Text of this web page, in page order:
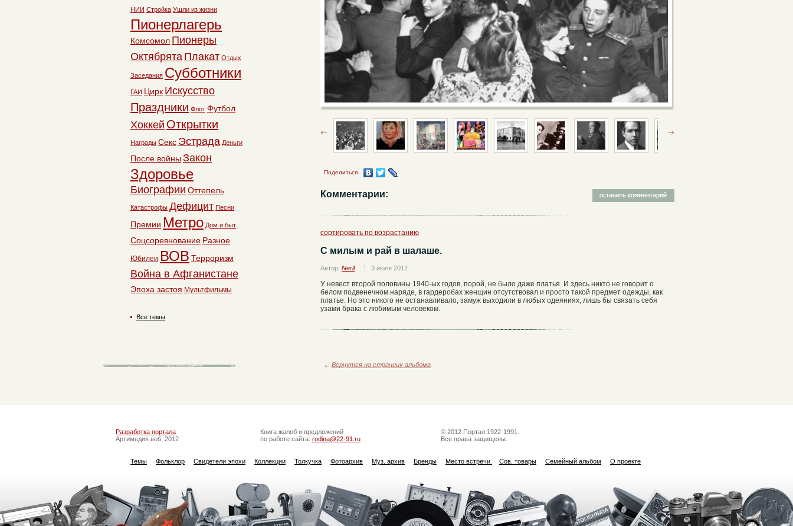
Поделиться
Комментарии:
сортировать по возрастанию
С милым и рай в шалаше.
Автор: Nerll 3 июля 2012
У невест второй половины 1940-ых годов, порой, не было даже платья. И здесь никто не говорит о
белом подвенечном наряде, в гардеробах женщин отсутствовал и просто такой предмет одежды, как
платье. Но это никого не останавливало, замуж выходили в любых одеяниях, лишь бы связать себя
узами брака с любимым человеком.
← Вернутся на страницу альбома
НИИ Стройка Ушли из жизни
Пионерлагерь
Комсомол Пионеры
Октябрята Плакат Отдых
Заседания Субботники
ГАИ Цирк Искусство
Праздники Флот Футбол
Хоккей Открытки
Награды Секс Эстрада Деньги
После войны Закон
Здоровье
Биографии Оттепель
Катастрофы Дефицит Песни
Премии Метро Дом и быт
Соцсоревнование Разное
Юбилеи ВОВ Терроризм
Война в Афганистане
Эпоха застоя Мультфильмы
Все темы
Разработка портала
Артимедия веб, 2012
Книга жалоб и предложений
по работе сайта: rodina@22-91.ru
© 2012 Портал 1922-1991.
Все права защищены.
Темы Фольклор Свидетели эпохи Коллекции Толкучка Фотоархив Муз. архив Бренды Место встречи Сов. товары Семейный альбом О проекте